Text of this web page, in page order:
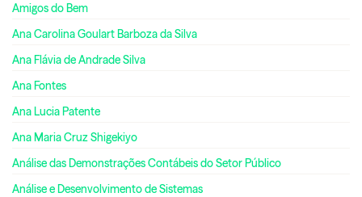
Amigos do Bem
Ana Carolina Goulart Barboza da Silva
Ana Flávia de Andrade Silva
Ana Fontes
Ana Lucia Patente
Ana Maria Cruz Shigekiyo
Análise das Demonstrações Contábeis do Setor Público
Análise e Desenvolvimento de Sistemas